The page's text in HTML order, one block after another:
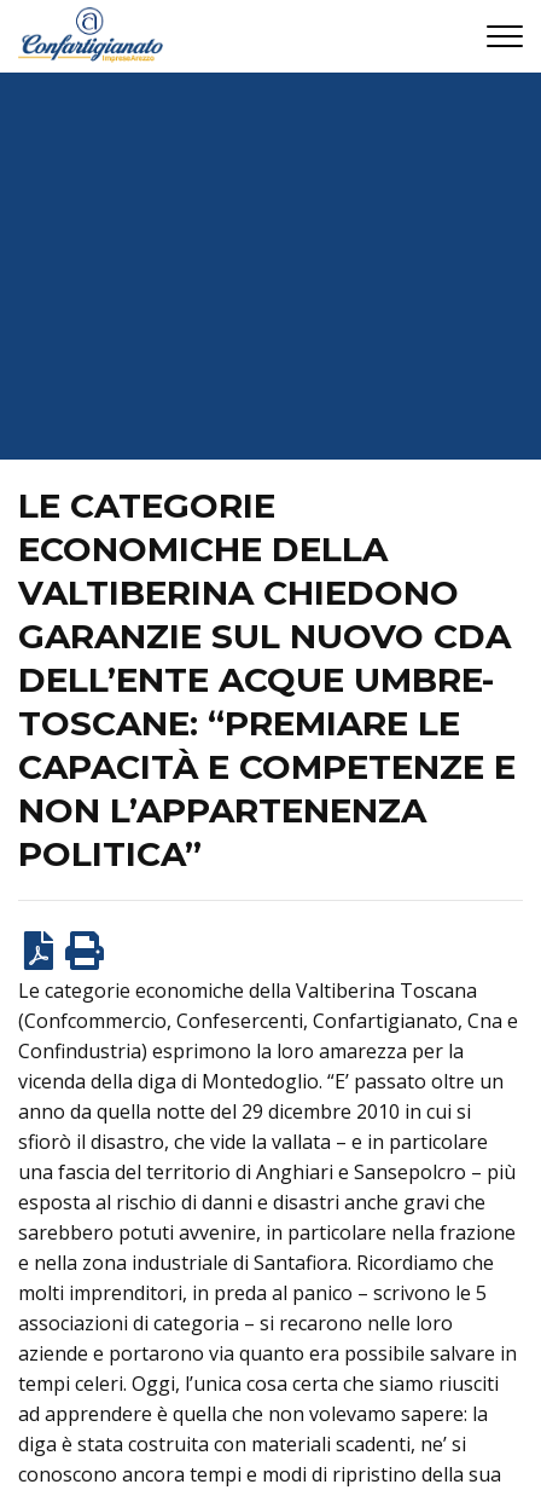
LE CATEGORIE
ECONOMICHE DELLA
VALTIBERINA CHIEDONO
GARANZIE SUL NUOVO CDA
DELL’ENTE ACQUE UMBRE-
TOSCANE: “PREMIARE LE
CAPACITÀ E COMPETENZE E
NON L’APPARTENENZA
POLITICA”
Le categorie economiche della Valtiberina Toscana
(Confcommercio, Confesercenti, Confartigianato, Cna e
Confindustria) esprimono la loro amarezza per la
vicenda della diga di Montedoglio. “E’ passato oltre un
anno da quella notte del 29 dicembre 2010 in cui si
sfiorò il disastro, che vide la vallata – e in particolare
una fascia del territorio di Anghiari e Sansepolcro – più
esposta al rischio di danni e disastri anche gravi che
sarebbero potuti avvenire, in particolare nella frazione
e nella zona industriale di Santafiora. Ricordiamo che
molti imprenditori, in preda al panico – scrivono le 5
associazioni di categoria – si recarono nelle loro
aziende e portarono via quanto era possibile salvare in
tempi celeri. Oggi, l’unica cosa certa che siamo riusciti
ad apprendere è quella che non volevamo sapere: la
diga è stata costruita con materiali scadenti, ne’ si
conoscono ancora tempi e modi di ripristino della sua